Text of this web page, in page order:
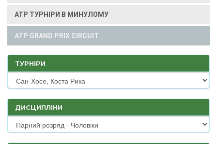
ATP ТУРНІРИ В МИНУЛОМУ
ATP GRAND PRIX CIRCUIT
ТУРНІРИ
ДИСЦИПЛІНИ